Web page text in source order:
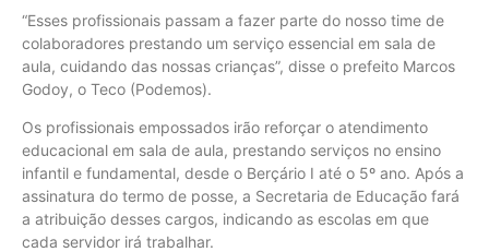
“Esses profissionais passam a fazer parte do nosso time de
colaboradores prestando um serviço essencial em sala de
aula, cuidando das nossas crianças”, disse o prefeito Marcos
Godoy, o Teco (Podemos).
Os profissionais empossados irão reforçar o atendimento
educacional em sala de aula, prestando serviços no ensino
infantil e fundamental, desde o Berçário I até o 5º ano. Após a
assinatura do termo de posse, a Secretaria de Educação fará
a atribuição desses cargos, indicando as escolas em que
cada servidor irá trabalhar.